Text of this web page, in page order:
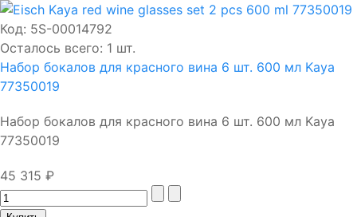
Код: 5S-00014792
Осталось всего: 1 шт.
Набор бокалов для красного вина 6 шт. 600 мл Kaya
77350019
Набор бокалов для красного вина 6 шт. 600 мл Kaya
77350019
45 315 ₽